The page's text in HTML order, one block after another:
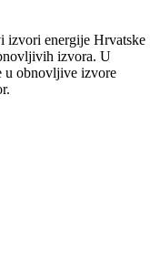
izvori energije Hrvatske
izvora. U
u obnovljive izvore